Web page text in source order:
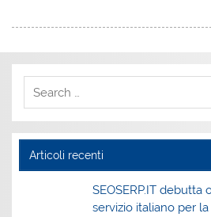
Articoli recenti
SEOSERP.IT debutta
servizio italiano per